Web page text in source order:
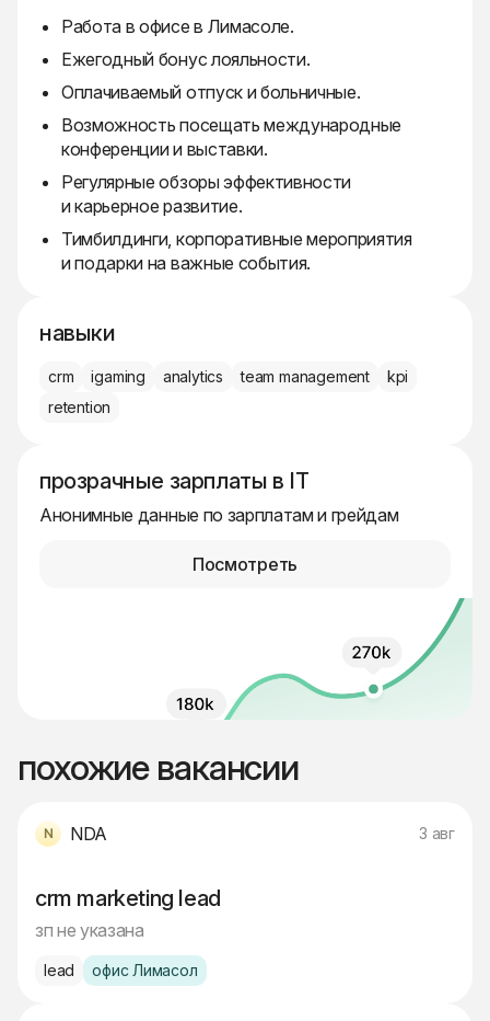
Работа в офисе в Лимасоле.
Ежегодный бонус лояльности.
Оплачиваемый отпуск и больничные.
Возможность посещать международные
конференции и выставки.
Регулярные обзоры эффективности
и карьерное развитие.
Тимбилдинги, корпоративные мероприятия
и подарки на важные события.
навыки
crm igaming analytics team management
kpi
retention
прозрачные зарплаты в IT
Анонимные данные по зарплатам и грейдам
Посмотреть
похожие вакансии
NDA 3 авг
crm marketing lead
зп не указана
lead офис Лимасол